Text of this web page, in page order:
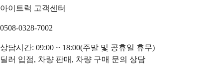
아이트럭 고객센터
0508-0328-7002
상담시간: 09:00 ~ 18:00(주말 및 공휴일 휴무)
딜러 입점, 차량 판매, 차량 구매 문의 상담